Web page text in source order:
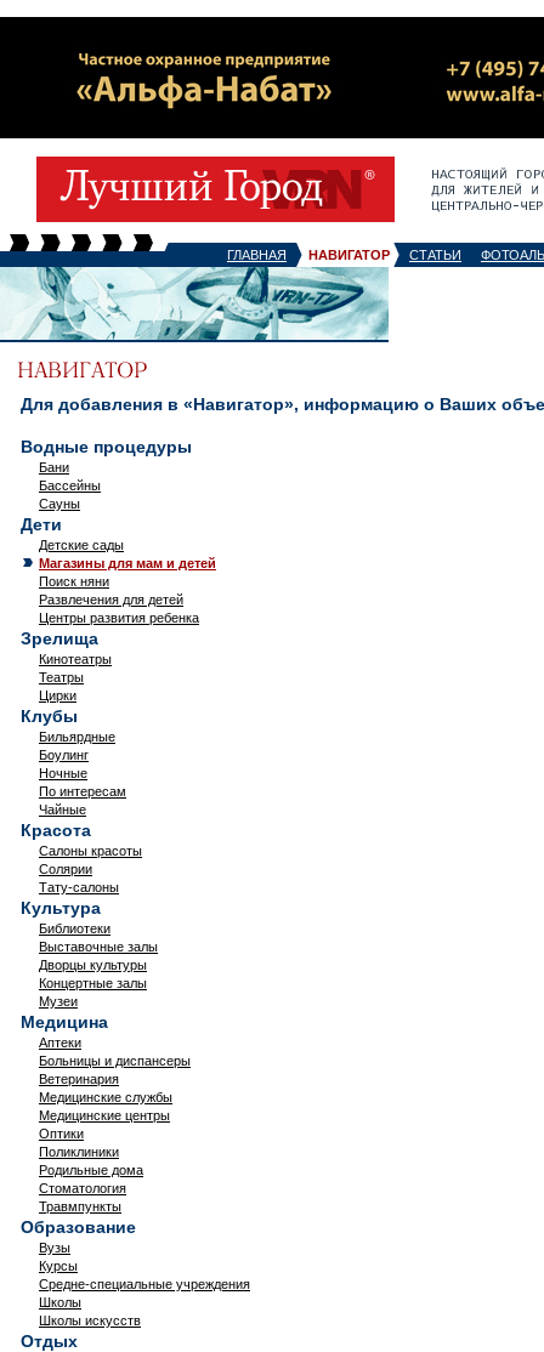
ГЛАВНАЯ НАВИГАТОР СТАТЬИ
Для добавления в «Навигатор», информацию о Ваших
Водные процедуры
Бани
Бассейны
Сауны
Дети
Детские сады
Магазины для мам и детей
Поиск няни
Развлечения для детей
Центры развития ребенка
Зрелища
Кинотеатры
Театры
Цирки
Клубы
Бильярдные
Боулинг
Ночные
По интересам
Чайные
Красота
Салоны красоты
Солярии
Тату-салоны
Культура
Библиотеки
Выставочные залы
Дворцы культуры
Концертные залы
Музеи
Медицина
Аптеки
Больницы и диспансеры
Ветеринария
Медицинские службы
Медицинские центры
Оптики
Поликлиники
Родильные дома
Стоматология
Травмпункты
Образование
Вузы
Курсы
Средне-специальные учреждения
Школы
Школы искусств
Отдых